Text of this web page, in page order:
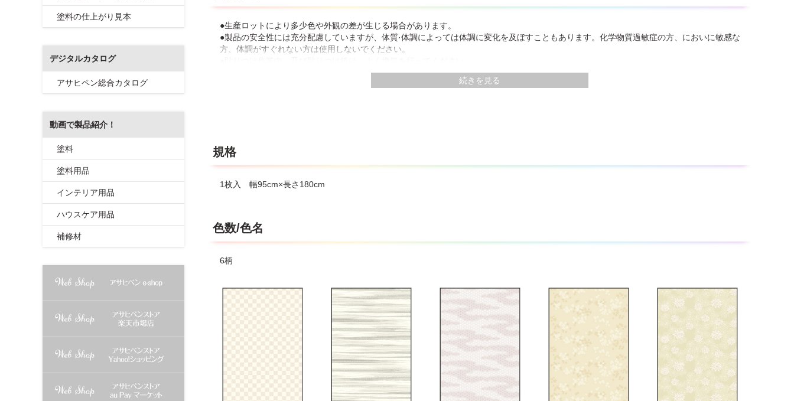
●生産ロットにより多少色や外観の差が生じる場合があります。
●製品の安全性には充分配慮していますが、体質·体調によっては体調に変化を及ぼすこともあります。化学物質過敏症の方、においに敏感な
方、体調がすぐれない方は使用しないでください。
●ベニヤ板などの下地によっては本品を貼ることでアクなどが出ることがあります。その場合は、アク止め効果のあるシーラーなどで処理して
●2～3枚程度までは、貼り重ねることができます。但し、ふすま枠の厚みを超える場合は、古いふすま紙をはがしてから貼ってください。
●今貼ってあるふすま紙がビニルふすま紙や、はっ水加工されているふすま紙（表面にセロハンテープを貼りつけても付着しにくい）の場合
は、ふすま紙をはがしてから貼ってください。
●発泡スチロールふすまや段ボールふすまに貼る場合に、片面だけ貼り替えますと、ふすま本体がそる場合がありますので、両面とも貼り替え
続きを見る
規格
1枚入 幅95cm×長さ180cm
色数/色名
6柄
塗料の仕上がり見本
デジタルカタログ
アサヒペン総合カタログ
動画で製品紹介！
塗料
塗料用品
インテリア用品
ハウスケア用品
補修材